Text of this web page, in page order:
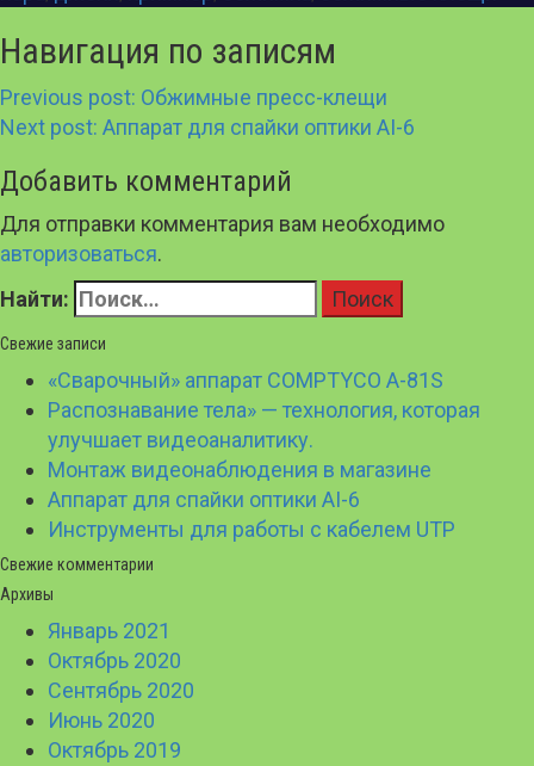
Навигация по записям
Previous post: Обжимные пресс-клещи
Next post: Аппарат для спайки оптики AI-6
Добавить комментарий
Для отправки комментария вам необходимо
авторизоваться.
Найти:
Свежие записи
«Сварочный» аппарат COMPTYCO A-81S
Распознавание тела» — технология, которая
улучшает видеоаналитику.
Монтаж видеонаблюдения в магазине
Аппарат для спайки оптики AI-6
Инструменты для работы с кабелем UTP
Свежие комментарии
Архивы
Январь 2021
Октябрь 2020
Сентябрь 2020
Июнь 2020
Октябрь 2019